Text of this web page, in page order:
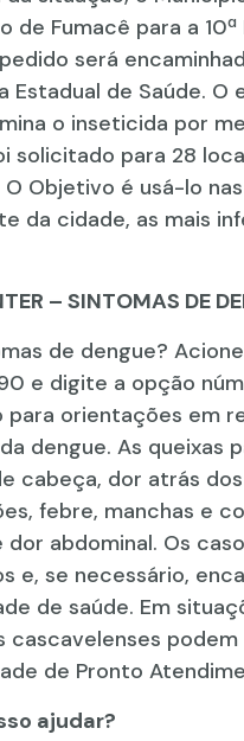
de Fumacê para a 10ª
será
Estadual de Saúde. O
o inseticida por
solicitado para 28
O Objetivo é usá-lo
da cidade, as mais
– SINTOMAS DE
de dengue?
e digite a opção
para orientações em
dengue. As queixas
cabeça, dor atrás
febre, manchas e
dor abdominal. Os
e, se necessário,
de saúde. Em
cascavelenses
de Pronto
ajudar?